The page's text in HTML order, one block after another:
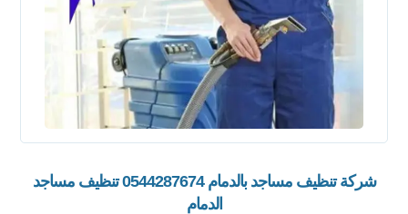
شركة تنظيف مساجد بالدمام 0544287674 تنظيف مساجد
الدمام